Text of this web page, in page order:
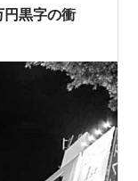
黒字の衝